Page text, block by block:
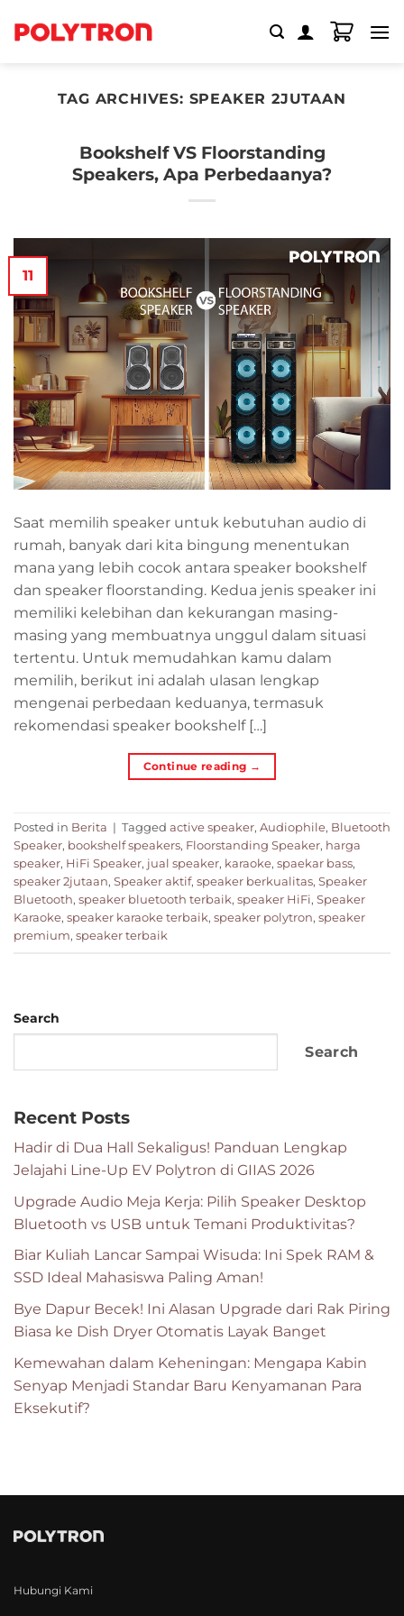
TAG ARCHIVES: SPEAKER 2JUTAAN
Bookshelf VS Floorstanding
Speakers, Apa Perbedaanya?
11
Saat memilih speaker untuk kebutuhan audio di
rumah, banyak dari kita bingung menentukan
mana yang lebih cocok antara speaker bookshelf
dan speaker floorstanding. Kedua jenis speaker ini
memiliki kelebihan dan kekurangan masing-
masing yang membuatnya unggul dalam situasi
tertentu. Untuk memudahkan kamu dalam
memilih, berikut ini adalah ulasan lengkap
mengenai perbedaan keduanya, termasuk
rekomendasi speaker bookshelf […]
Continue reading →
Posted in Berita | Tagged active speaker, Audiophile, Bluetooth
Speaker, bookshelf speakers, Floorstanding Speaker, harga
speaker, HiFi Speaker, jual speaker, karaoke, spaekar bass,
speaker 2jutaan, Speaker aktif, speaker berkualitas, Speaker
Bluetooth, speaker bluetooth terbaik, speaker HiFi, Speaker
Karaoke, speaker karaoke terbaik, speaker polytron, speaker
premium, speaker terbaik
Search
Search
Recent Posts
Hadir di Dua Hall Sekaligus! Panduan Lengkap
Jelajahi Line-Up EV Polytron di GIIAS 2026
Upgrade Audio Meja Kerja: Pilih Speaker Desktop
Bluetooth vs USB untuk Temani Produktivitas?
Biar Kuliah Lancar Sampai Wisuda: Ini Spek RAM &
SSD Ideal Mahasiswa Paling Aman!
Bye Dapur Becek! Ini Alasan Upgrade dari Rak Piring
Biasa ke Dish Dryer Otomatis Layak Banget
Kemewahan dalam Keheningan: Mengapa Kabin
Senyap Menjadi Standar Baru Kenyamanan Para
Eksekutif?
Hubungi Kami